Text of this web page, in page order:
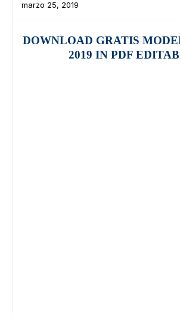
marzo 25, 2019
DOWNLOAD GRATIS
2019 IN PDF